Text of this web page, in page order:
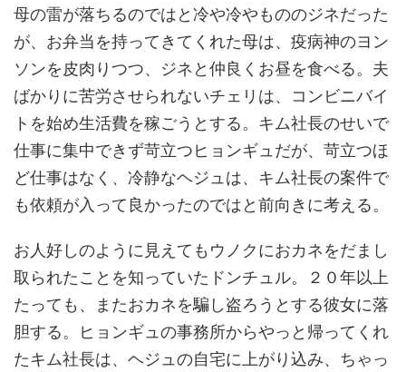
母の雷が落ちるのではと冷や冷やもののジネだった
が、お弁当を持ってきてくれた母は、疫病神のヨン
ソンを皮肉りつつ、ジネと仲良くお昼を食べる。夫
ばかりに苦労させられないチェリは、コンビニバイ
トを始め生活費を稼ごうとする。キム社長のせいで
仕事に集中できず苛立つヒョンギュだが、苛立つほ
ど仕事はなく、冷静なヘジュは、キム社長の案件で
も依頼が入って良かったのではと前向きに考える。
お人好しのように見えてもウノクにおカネをだまし
取られたことを知っていたドンチュル。２０年以上
たっても、またおカネを騙し盗ろうとする彼女に落
胆する。ヒョンギュの事務所からやっと帰ってくれ
たキム社長は、ヘジュの自宅に上がり込み、ちゃっ